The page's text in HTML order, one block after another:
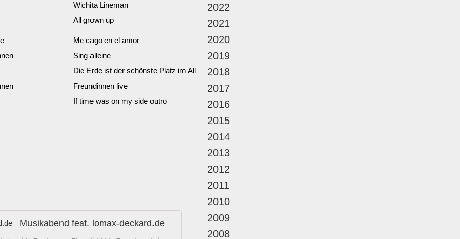
Wichita Lineman
All grown up
Me cago en el amor
Sing alleine
Die Erde ist der schönste Platz im All
Freundinnen live
If time was on my side outro
Musikabend feat. lomax-deckard.de
2022
2021
2020
2019
2018
2017
2016
2015
2014
2013
2012
2011
2010
2009
2008